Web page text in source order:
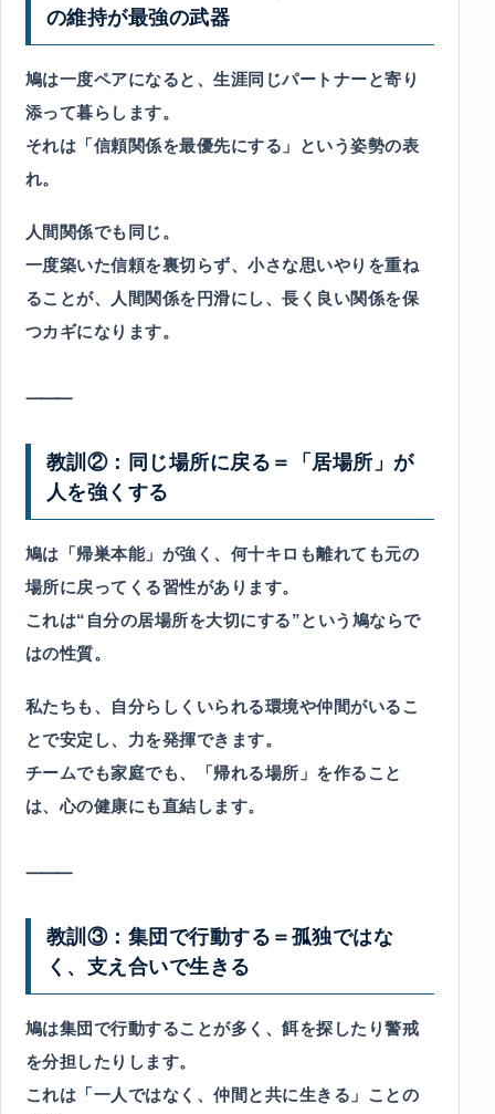
の維持が最強の武器
鳩は一度ペアになると、生涯同じパートナーと寄り
添って暮らします。
それは「信頼関係を最優先にする」という姿勢の表
れ。
人間関係でも同じ。
一度築いた信頼を裏切らず、小さな思いやりを重ね
ることが、人間関係を円滑にし、長く良い関係を保
つカギになります。
⸻
教訓②：同じ場所に戻る＝「居場所」が
人を強くする
鳩は「帰巣本能」が強く、何十キロも離れても元の
場所に戻ってくる習性があります。
これは“自分の居場所を大切にする”という鳩ならで
はの性質。
私たちも、自分らしくいられる環境や仲間がいるこ
とで安定し、力を発揮できます。
チームでも家庭でも、「帰れる場所」を作ること
は、心の健康にも直結します。
⸻
教訓③：集団で行動する＝孤独ではな
く、支え合いで生きる
鳩は集団で行動することが多く、餌を探したり警戒
を分担したりします。
これは「一人ではなく、仲間と共に生きる」ことの